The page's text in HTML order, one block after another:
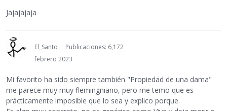
Jajajajaja
El_Santo
Publicaciones: 6,172
febrero 2023
Mi favorito ha sido siempre también "Propiedad de una dama"
me parece muy muy flemingniano, pero me temo que es
prácticamente imposible que lo sea y explico porque.